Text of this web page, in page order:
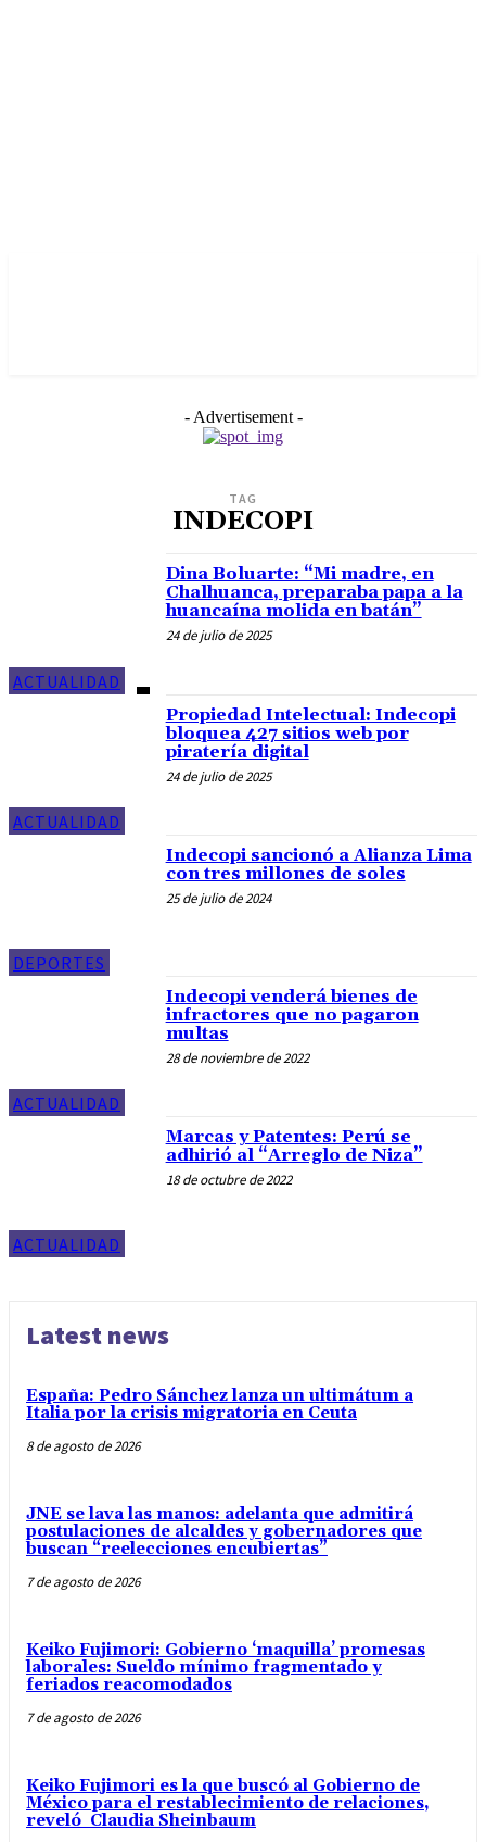
- Advertisement -
TAG
INDECOPI
ACTUALIDAD
Dina Boluarte: “Mi madre, en
Chalhuanca, preparaba papa a la
huancaína molida en batán”
24 de julio de 2025
ACTUALIDAD
Propiedad Intelectual: Indecopi
bloquea 427 sitios web por
piratería digital
24 de julio de 2025
DEPORTES
Indecopi sancionó a Alianza Lima
con tres millones de soles
25 de julio de 2024
ACTUALIDAD
Indecopi venderá bienes de
infractores que no pagaron
multas
28 de noviembre de 2022
ACTUALIDAD
Marcas y Patentes: Perú se
adhirió al “Arreglo de Niza”
18 de octubre de 2022
Latest news
España: Pedro Sánchez lanza un ultimátum a
Italia por la crisis migratoria en Ceuta
8 de agosto de 2026
JNE se lava las manos: adelanta que admitirá
postulaciones de alcaldes y gobernadores que
buscan “reelecciones encubiertas”
7 de agosto de 2026
Keiko Fujimori: Gobierno ‘maquilla’ promesas
laborales: Sueldo mínimo fragmentado y
feriados reacomodados
7 de agosto de 2026
Keiko Fujimori es la que buscó al Gobierno de
México para el restablecimiento de relaciones,
reveló Claudia Sheinbaum